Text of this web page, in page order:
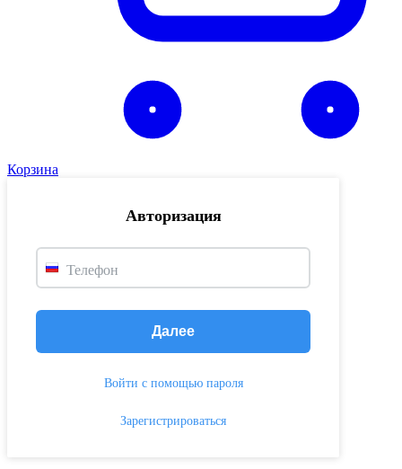
Корзина
Авторизация
Телефон
Далее
Войти с помощью пароля
Зарегистрироваться